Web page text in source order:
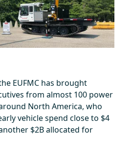
EUFMC has brought
from almost 100 power
North America, who
vehicle spend close to $4
$2B allocated for